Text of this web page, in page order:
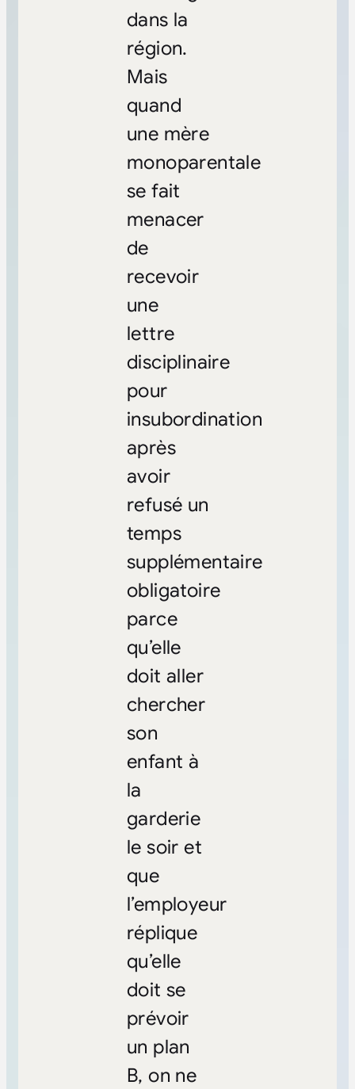
dans la
région.
Mais
quand
une mère
monoparentale
se fait
menacer
de
recevoir
une
lettre
disciplinaire
pour
insubordination
après
avoir
refusé un
temps
supplémentaire
obligatoire
parce
qu’elle
doit aller
chercher
son
enfant à
la
garderie
le soir et
que
l’employeur
réplique
qu’elle
doit se
prévoir
un plan
B, on ne